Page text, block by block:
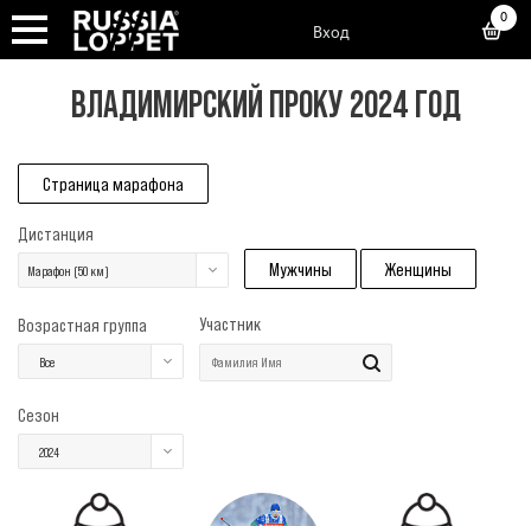
Вход
0
ВЛАДИМИРСКИЙ ПРОКУ 2024 ГОД
Страница марафона
Дистанция
Марафон (50 км) Мужчины Женщины
Возрастная группа
Все
Участник
Сезон
2024